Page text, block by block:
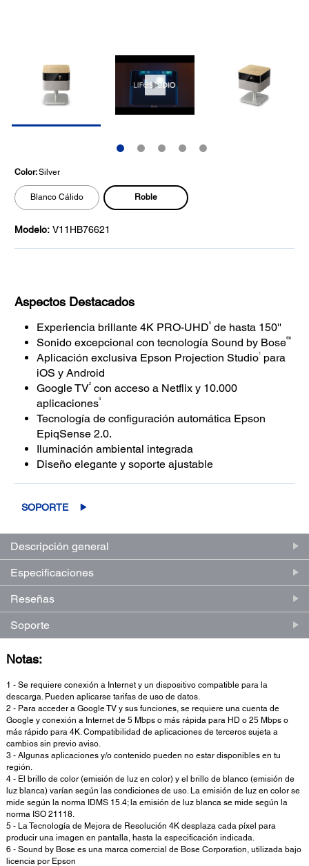
Color:Silver
Blanco Cálido Roble
Modelo: V11HB76621
Aspectos Destacados
Experiencia brillante 4K PRO-UHD5 de hasta 150''
Sonido excepcional con tecnología Sound by Bose®6
Aplicación exclusiva Epson Projection Studio1
para
iOS y Android
Google TV2 con acceso a Netflix y 10.000
aplicaciones3
Tecnología de configuración automática Epson
EpiqSense 2.0.
Iluminación ambiental integrada
Diseño elegante y soporte ajustable
SOPORTE
Descripción general
Especificaciones
Reseñas
Soporte
Notas:
1 - Se requiere conexión a Internet y un dispositivo compatible para la
descarga. Pueden aplicarse tarifas de uso de datos.
2 - Para acceder a Google TV y sus funciones, se requiere una cuenta de
Google y conexión a Internet de 5 Mbps o más rápida para HD o 25 Mbps o
más rápido para 4K. Compatibilidad de aplicaciones de terceros sujeta a
cambios sin previo aviso.
3 - Algunas aplicaciones y/o contenido pueden no estar disponibles en tu
región.
4 - El brillo de color (emisión de luz en color) y el brillo de blanco (emisión de
luz blanca) varían según las condiciones de uso. La emisión de luz en color se
mide según la norma IDMS 15.4; la emisión de luz blanca se mide según la
norma ISO 21118.
5 - La Tecnología de Mejora de Resolución 4K desplaza cada píxel para
producir una imagen en pantalla, hasta la especificación indicada.
6 - Sound by Bose es una marca comercial de Bose Corporation, utilizada bajo
licencia por Epson